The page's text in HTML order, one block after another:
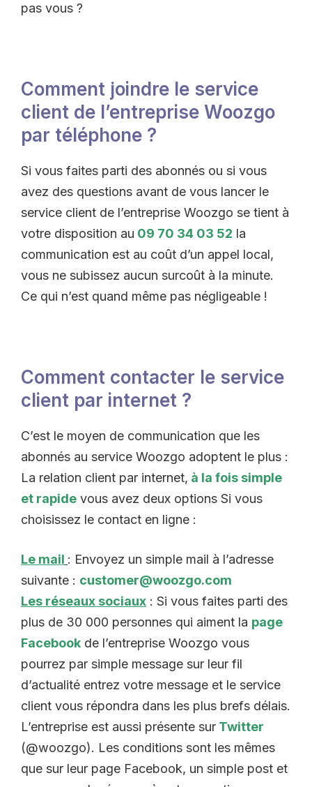
pas vous ?
Comment joindre le service
client de l’entreprise Woozgo
par téléphone ?
Si vous faites parti des abonnés ou si vous
avez des questions avant de vous lancer le
service client de l’entreprise Woozgo se tient à
votre disposition au 09 70 34 03 52 la
communication est au coût d’un appel local,
vous ne subissez aucun surcoût à la minute.
Ce qui n’est quand même pas négligeable !
Comment contacter le service
client par internet ?
C’est le moyen de communication que les
abonnés au service Woozgo adoptent le plus :
La relation client par internet, à la fois simple
et rapide vous avez deux options Si vous
choisissez le contact en ligne :
Le mail : Envoyez un simple mail à l’adresse
suivante : customer@woozgo.com
Les réseaux sociaux : Si vous faites parti des
plus de 30 000 personnes qui aiment la page
Facebook de l’entreprise Woozgo vous
pourrez par simple message sur leur fil
d’actualité entrez votre message et le service
client vous répondra dans les plus brefs délais.
L’entreprise est aussi présente sur Twitter
(@woozgo). Les conditions sont les mêmes
que sur leur page Facebook, un simple post et